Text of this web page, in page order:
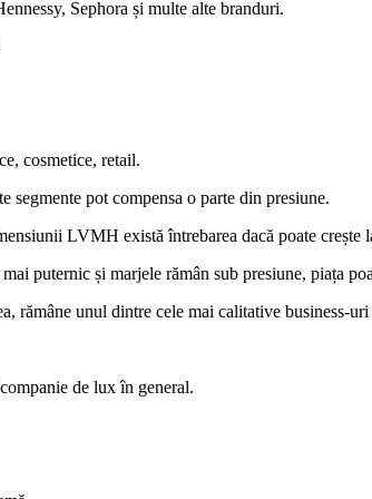
Sephora și multe alte branduri.
cosmetice, retail.
segmente pot compensa o parte din presiune.
LVMH există întrebarea dacă poate crește
puternic și marjele rămân sub presiune, piața
rămâne unul dintre cele mai calitative business-
de lux în general.